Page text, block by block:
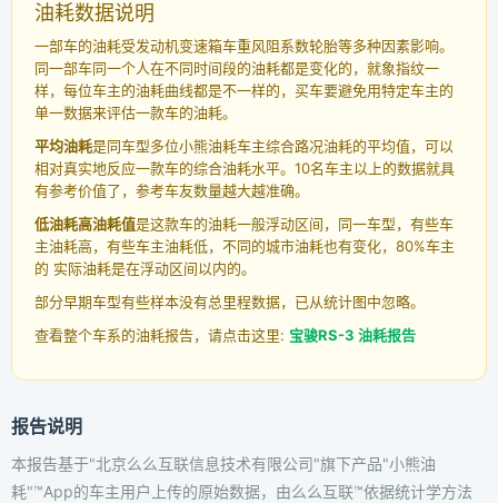
油耗数据说明
一部车的油耗受发动机变速箱车重风阻系数轮胎等多种因素影响。
同一部车同一个人在不同时间段的油耗都是变化的，就象指纹一
样，每位车主的油耗曲线都是不一样的，买车要避免用特定车主的
单一数据来评估一款车的油耗。
平均油耗是同车型多位小熊油耗车主综合路况油耗的平均值，可以
相对真实地反应一款车的综合油耗水平。10名车主以上的数据就具
有参考价值了，参考车友数量越大越准确。
低油耗高油耗值是这款车的油耗一般浮动区间，同一车型，有些车
主油耗高，有些车主油耗低，不同的城市油耗也有变化，80%车主
的 实际油耗是在浮动区间以内的。
部分早期车型有些样本没有总里程数据，已从统计图中忽略。
查看整个车系的油耗报告，请点击这里: 宝骏RS-3 油耗报告
报告说明
本报告基于"北京么么互联信息技术有限公司"旗下产品"小熊油
耗"™App的车主用户上传的原始数据，由么么互联™依据统计学方法